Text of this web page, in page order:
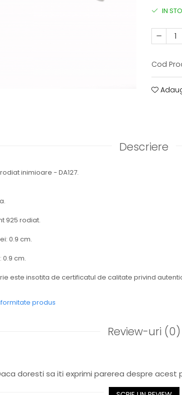
IN
Cod
Descriere
inimioare - DA127.
925 rodiat.
0.9 cm.
0.9 cm.
este insotita de certificatul de calitate privind
produs
Review-uri (0)
doresti sa iti exprimi parerea despre acest